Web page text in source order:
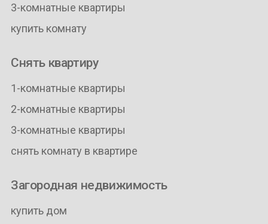
3-комнатные квартиры
купить комнату
Снять квартиру
1-комнатные квартиры
2-комнатные квартиры
3-комнатные квартиры
снять комнату в квартире
Загородная недвижимость
купить дом